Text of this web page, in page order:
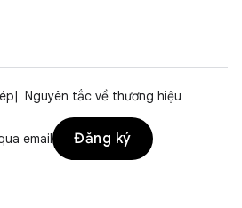
Nguyên tắc về thương hiệu
email
Đăng ký